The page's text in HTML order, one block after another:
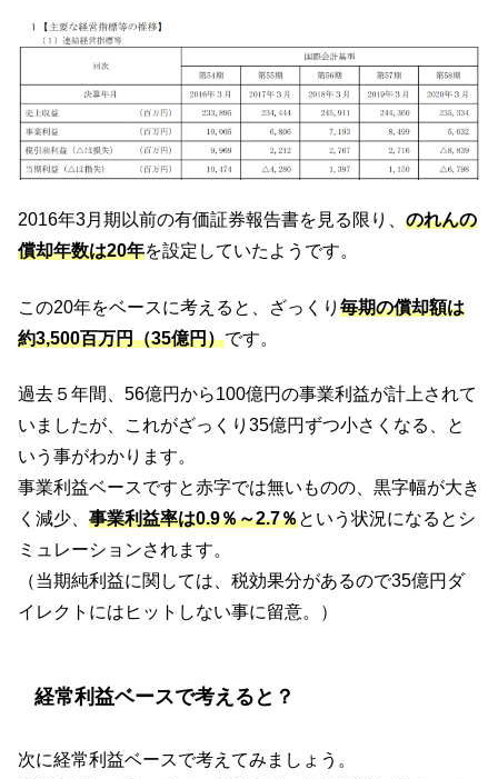
2016年3月期以前の有価証券報告書を見る限り、 のれんの
償却年数は20年を設定していたようです。
この20年をベースに考えると、ざっくり 毎期の償却額は
約3,500百万円（35億円）です。
過去５年間、56億円から100億円の事業利益が計上されて
いましたが、これがざっくり35億円ずつ小さくなる、と
いう事がわかります。
事業利益ベースですと赤字では無いものの、黒字幅が大き
く減少、 事業利益率は0.9％～2.7％という状況になるとシ
ミュレーションされます。
（当期純利益に関しては、税効果分があるので35億円ダ
イレクトにはヒットしない事に留意。）
経常利益ベースで考えると？
次に経常利益ベースで考えてみましょう。